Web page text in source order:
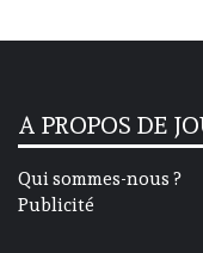
A PROPOS DE
Qui sommes-nous ?
Publicité